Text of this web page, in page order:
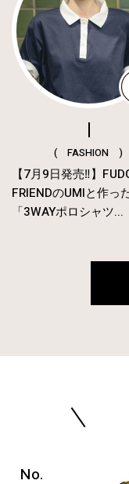
( FASHION )
【7月9日発売‼︎】
FRIENDのUMIと作っ
「3WAYポロシャツ...